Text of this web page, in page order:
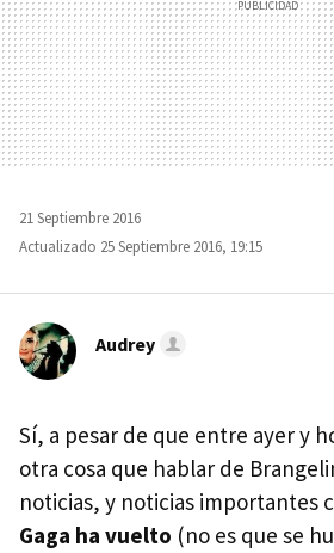
21 Septiembre 2016
Actualizado 25 Septiembre 2016, 19:15
Audrey
Sí, a pesar de que entre ayer y
otra cosa que hablar de
noticias, y noticias importantes
Gaga ha vuelto (no es que se